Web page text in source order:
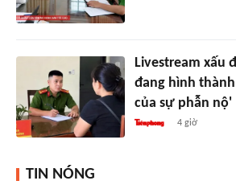
Livestream xấu
đang hình
của sự phẫn nộ'
4 giờ
TIN NÓNG